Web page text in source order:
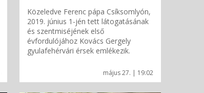
május 27. | 19:02
Közeledve Ferenc pápa Csíksomlyón,
2019. június 1-jén tett látogatásának
és szentmiséjének első
évfordulójához Kovács Gergely
gyulafehérvári érsek emlékezik.